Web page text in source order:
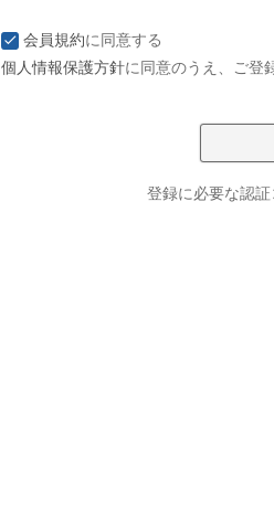
会員規約に同意する
個人情報保護方針に同意のうえ、ご登
登録に必要な認証